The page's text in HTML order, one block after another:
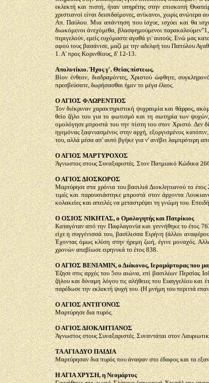
εκλεκτή και πιστή, ήταν υπηρέτης στην επισκοπή
χριστιανοί είναι δεισιδαίμονες, ανίκανοι, χωρίς
Απ. Παύλου. Μια απάντηση που ίσχυε, ισχύει και θα
διωκόμενοι άνεχόμεθα, βλασφημούμενοι παρακαλούμεν"1,
περιγελούν, εμείς ευχόμαστε αγαθά γι' αυτούς. Ενώ μας
αφού τους βασάνισε, μαζί με την αδελφή του Παπύλου
1. Α' προς Κορινθίους, δ' 12-13.
Απολυτίκιο. Ήχος γ'. Θείας πίστεως.
Βίον ένθεον, διαδραμόντες, Χριστού ώφθητε,
πρεσβεύσατε, δωρήσασθαι ήμιν το μέγα έλεος.
Ο ΑΓΙΟΣ ΦΛΩΡΕΝΤΙΟΣ
Τον διέκριναν χαρακτηριστική ψυχραιμία και θάρρος,
θείο ζήλο του για το φωτισμό και τη σωτηρία των
ομολόγησε μπροστά του την πίστη του στον Χριστό. Δεν
ηγεμόνας ξαφνιασμένος στην αρχή, εξοργισμένος
του, αλλά μέσα απ' αυτό βγήκε για ν' ανέβει λαμπρότερη
Ο ΑΓΙΟΣ ΜΑΡΤΥΡΟΧΟΣ
Άγνωστος στους Συναξαριστές. Στον Πατμιακό Κώδικα
Ο ΑΓΙΟΣ ΔΙΟΣΚΟΡΟΣ
Μαρτύρησε στα χρόνια του βασιλιά Διοκλητιανού το
τιμές και παρουσιάστηκε μπροστά στον άρχοντα
κολακείες και απειλές να μεταστρέψει τη γνώμη του.
Ο ΟΣΙΟΣ ΝΙΚΗΤΑΣ, ο Ομολογητής και Πατρίκιος
Καταγόταν από την Παφλαγονία και γεννήθηκε το έτος
είχε η συγγένισσά του, βασίλισσα Ειρήνη (άλλοι
Έχοντας όμως κλίση στην ήρεμη ζωή, έγινε μοναχός.
χρονών απεβίωσε ειρηνικά το έτος 838.
Ο ΑΓΙΟΣ ΒΕΝΙΑΜΙΝ, ο Διάκονος, Ιερομάρτυρας που
Έζησε στις αρχές του 5ου αιώνα, επί βασιλέων Περσίας
ζήλου και δύναμη λόγου τις αλήθειες του Ευαγγελίου
παρέδωσε την εκλεκτή ψυχή του. (Η μνήμη του περιττά
Ο ΑΓΙΟΣ ΑΝΤΙΓΟΝΟΣ
Μαρτύρησε δια πυρός.
Ο ΑΓΙΟΣ ΔΙΟΚΛΗΤΙΑΝΟΣ
Άγνωστος στους Συναξαριστές. Συναντάται στον
ΤΑ ΑΓΙΑ ΔΥΟ ΠΑΙΔΙΑ
Μαρτύρησαν δια πυρός που άναψαν στο έδαφος και τα
Η ΑΓΙΑ ΧΡΥΣΗ, η Νεομάρτυς